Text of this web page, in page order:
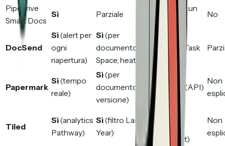
Pipedrive
Smart Docs
Sì Parziale
No (nessun
trigger)
No
DocSend
Sì(alert per
ogni
riapertura)
Sì(per
documento, per
Space, heatmap)
Parziale
(Zapier; Task
SFDC)
Papermark
Sì(tempo
reale)
Sì(per
documento, per
versione)
Parziale (API)
Non
Tiled
Sì(analytics
Pathway)
Sì(filtro Last
Year)
Parziale
(tramite
HubSpot)
Non